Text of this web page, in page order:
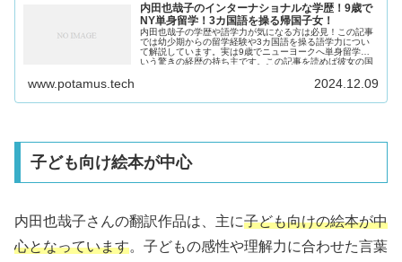
内田也哉子のインターナショナルな学歴！9歳で
NY単身留学！3カ国語を操る帰国子女！
内田也哉子の学歴や語学力が気になる方は必見！この記事
では幼少期からの留学経験や3カ国語を操る語学力につい
て解説しています。実は9歳でニューヨークへ単身留学と
いう驚きの経歴の持ち主です。この記事を読めば彼女の国
www.potamus.tech 2024.12.09
子ども向け絵本が中心
内田也哉子さんの翻訳作品は、主に子ども向けの絵本が中
心となっています。子どもの感性や理解力に合わせた言葉